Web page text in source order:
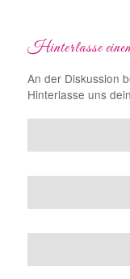
Hinterlasse
An der Diskussion
Hinterlasse uns